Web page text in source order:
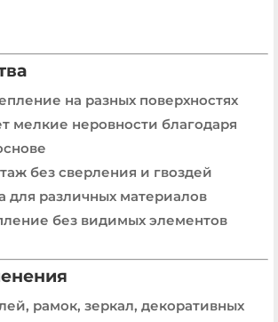
на разных поверхностях
мелкие неровности благодаря
без сверления и гвоздей
для различных материалов
без видимых элементов
рамок, зеркал, декоративных